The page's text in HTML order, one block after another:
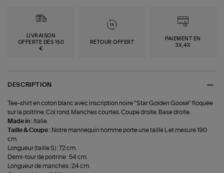
LIVRAISON
OFFERTE DÈS 150
€
RETOUR OFFERT
PAIEMENT EN
3X,4X
DESCRIPTION
Tee-shirt en coton blanc avec inscription noire "Star Golden Goose" floquée
sur la poitrine. Col rond. Manches courtes. Coupe droite. Base droite.
Made in : Italie.
Taille & Coupe : Notre mannequin homme porte une taille L et mesure 190
cm.
Longueur (taille S) : 72 cm.
Demi-tour de poitrine : 54 cm.
Longueur de manches : 24 cm.